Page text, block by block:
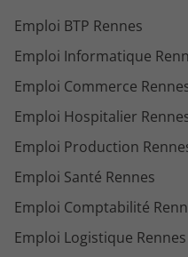
Emploi BTP Rennes
Emploi Informatique
Emploi Commerce
Emploi Hospitalier
Emploi Production
Emploi Santé Rennes
Emploi Comptabilité
Emploi Logistique Rennes